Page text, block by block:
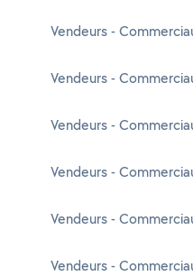
Vendeurs -
Vendeurs -
Vendeurs -
Vendeurs -
Vendeurs -
Vendeurs -